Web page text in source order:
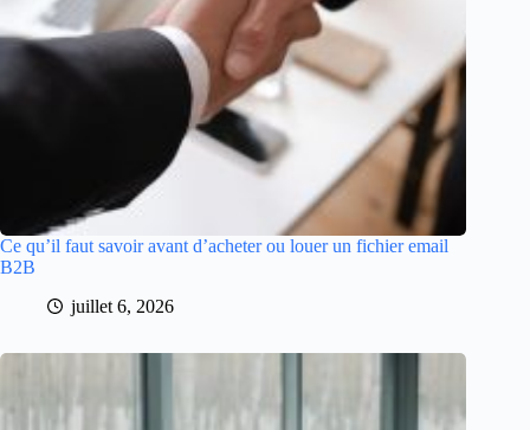
Ce qu’il faut savoir avant d’acheter ou louer un fichier email
B2B
juillet 6, 2026